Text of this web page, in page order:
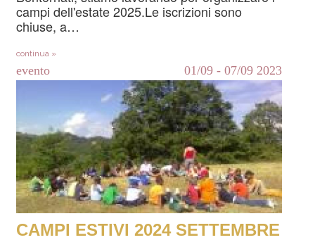
campi dell'estate 2025.Le iscrizioni sono
chiuse, a…
continua »
evento 01/09 - 07/09 2023
CAMPI ESTIVI 2024 SETTEMBRE